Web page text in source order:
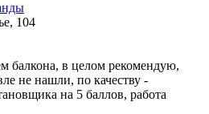
104
балкона, в целом рекомендую,
не нашли, по качеству -
на 5 баллов, работа